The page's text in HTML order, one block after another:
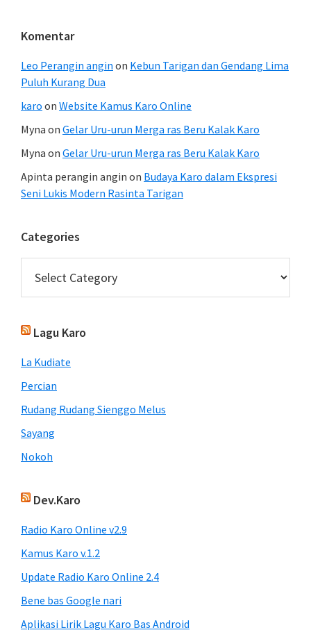
Komentar
Leo Perangin angin on Kebun Tarigan dan Gendang Lima
Puluh Kurang Dua
karo on Website Kamus Karo Online
Myna on Gelar Uru-urun Merga ras Beru Kalak Karo
Myna on Gelar Uru-urun Merga ras Beru Kalak Karo
Apinta perangin angin on Budaya Karo dalam Ekspresi
Seni Lukis Modern Rasinta Tarigan
Categories
Lagu Karo
La Kudiate
Percian
Rudang Rudang Sienggo Melus
Sayang
Nokoh
Dev.Karo
Radio Karo Online v2.9
Kamus Karo v.1.2
Update Radio Karo Online 2.4
Bene bas Google nari
Aplikasi Lirik Lagu Karo Bas Android